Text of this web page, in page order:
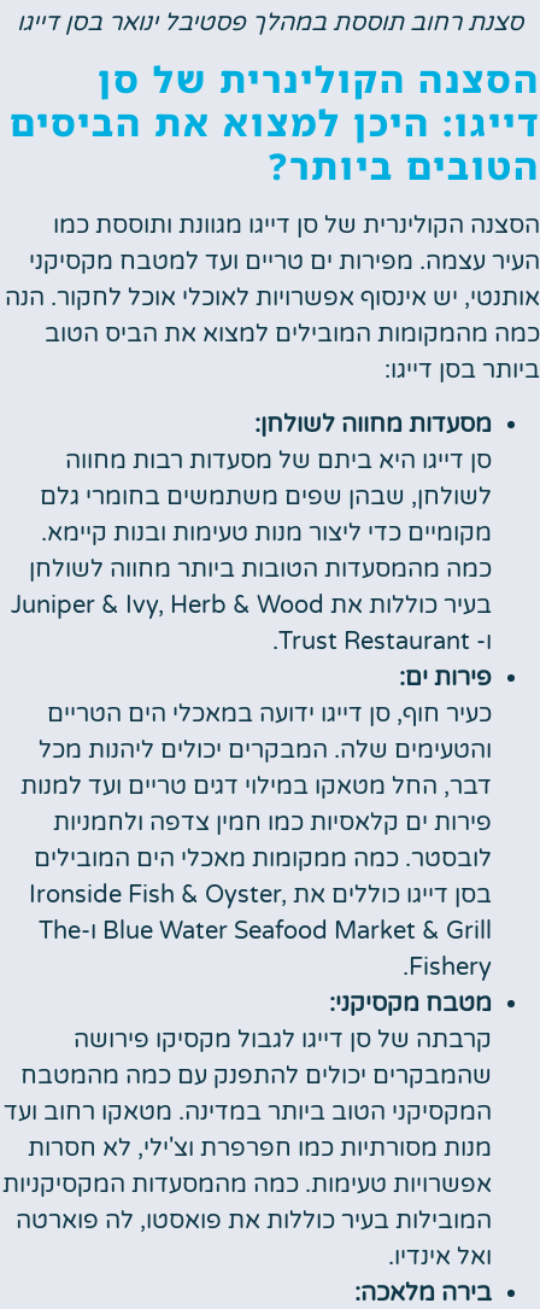
רחוב תוססת במהלך פסטיבל ינואר בסן דייגו
הקולינרית של סן
היכן למצוא את הביסים
ביותר?
הקולינרית של סן דייגו מגוונת ותוססת כמו
עצמה. מפירות ים טריים ועד למטבח מקסיקני
יש אינסוף אפשרויות לאוכלי אוכל לחקור. הנה
מהמקומות המובילים למצוא את הביס הטוב
בסן דייגו:
מסעדות מחווה לשולחן:
סן דייגו היא ביתם של מסעדות רבות מחווה
לשולחן, שבהן שפים משתמשים בחומרי גלם
מקומיים כדי ליצור מנות טעימות ובנות קיימא.
כמה מהמסעדות הטובות ביותר מחווה לשולחן
בעיר כוללות את Juniper & Ivy, Herb & Wood
פירות ים:
כעיר חוף, סן דייגו ידועה במאכלי הים הטריים
והטעימים שלה. המבקרים יכולים ליהנות מכל
דבר, החל מטאקו במילוי דגים טריים ועד למנות
פירות ים קלאסיות כמו חמין צדפה ולחמניות
לובסטר. כמה ממקומות מאכלי הים המובילים
בסן דייגו כוללים את Ironside Fish & Oyster,
Blue Water Seafood Market & Grill ו-The
Fishery.
מטבח מקסיקני:
קרבתה של סן דייגו לגבול מקסיקו פירושה
שהמבקרים יכולים להתפנק עם כמה מהמטבח
המקסיקני הטוב ביותר במדינה. מטאקו רחוב ועד
מנות מסורתיות כמו חפרפרת וצ'ילי, לא חסרות
אפשרויות טעימות. כמה מהמסעדות המקסיקניות
המובילות בעיר כוללות את פואסטו, לה פוארטה
ואל אינדיו.
בירה מלאכה: